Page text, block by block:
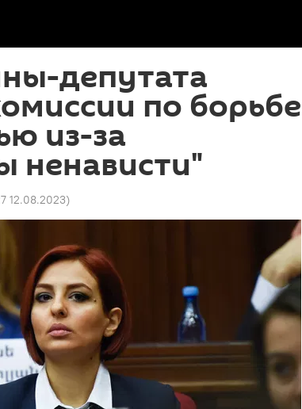
депутата
по борьбе
из-за
ненависти"
12.08.2023)